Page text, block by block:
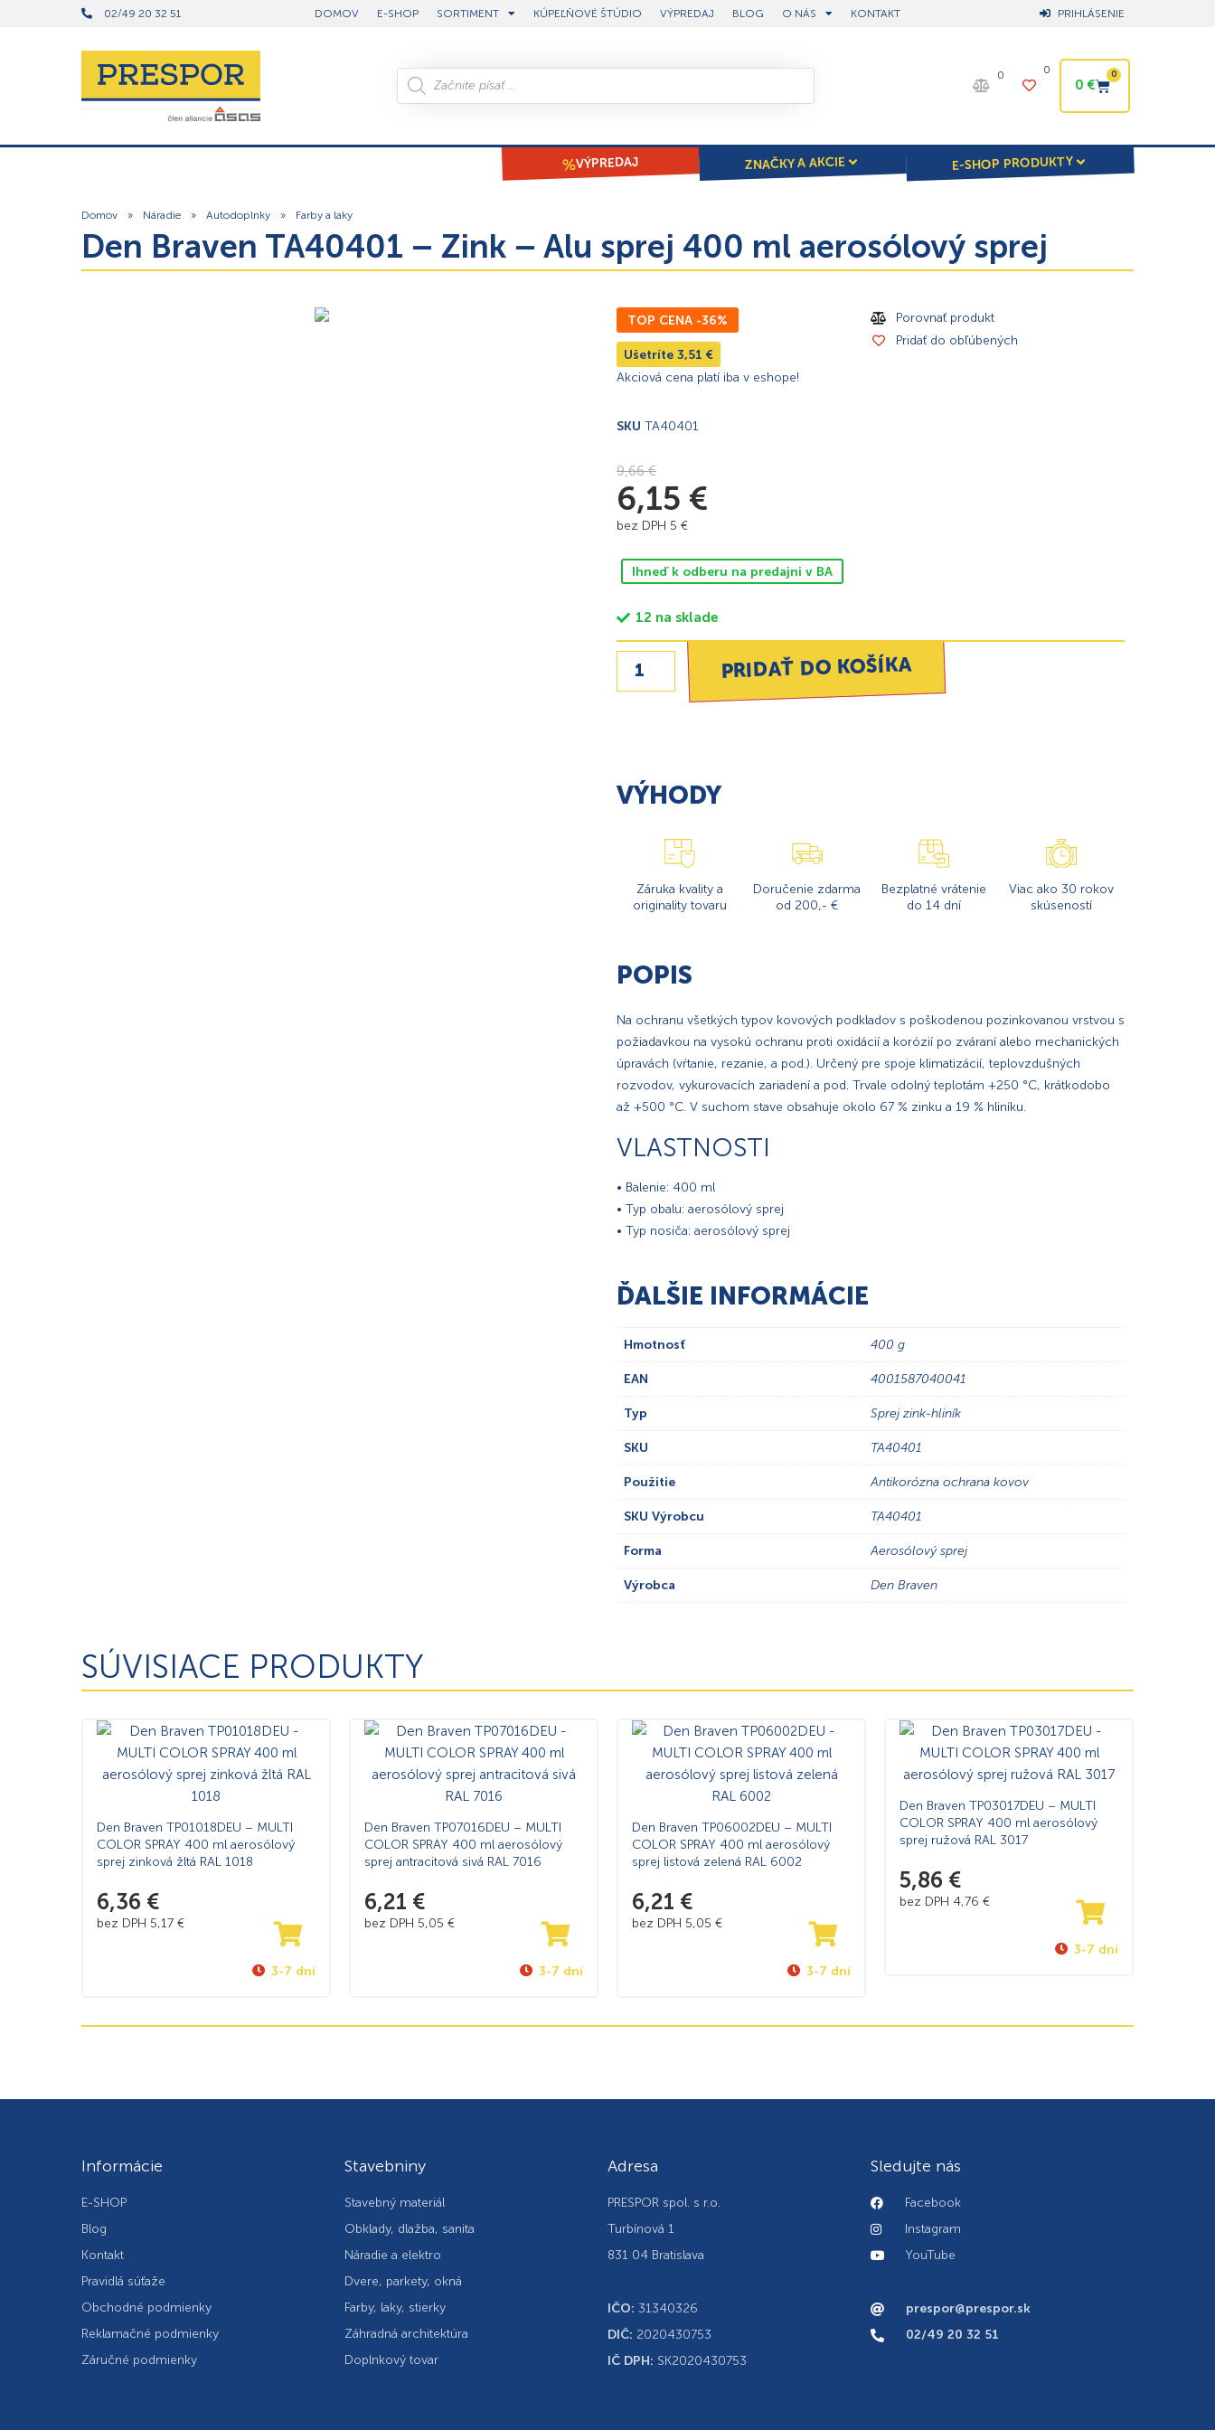
02/49 20 32 51 DOMOV E-SHOP SORTIMENT KÚPEĽŇOVÉ ŠTÚDIO VÝPREDAJ BLOG O NÁS KONTAKT PRIHLÁSENIE
0 0
0€
0
VÝPREDAJ ZNAČKY A AKCIE E-SHOP PRODUKTY
Domov » Náradie » Autodoplnky » Farby a laky
Den Braven TA40401 – Zink – Alu sprej 400 ml aerosólový sprej
TOP CENA -36%
Ušetríte 3,51 €
Akciová cena platí iba v eshope!
SKU TA40401
Porovnať produkt
Pridať do obľúbených
9,66€
6,15 €
bez DPH 5 €
Ihneď k odberu na predajni v BA
12 na sklade
PRIDAŤ DO KOŠÍKA
VÝHODY
Záruka kvality a
originality tovaru
Doručenie zdarma
od 200,- €
Bezplatné vrátenie
do 14 dní
Viac ako 30 rokov
skúseností
POPIS
Na ochranu všetkých typov kovových podkladov s poškodenou pozinkovanou vrstvou s
požiadavkou na vysokú ochranu proti oxidácií a korózií po zváraní alebo mechanických
úpravách (vŕtanie, rezanie, a pod.). Určený pre spoje klimatizácií, teplovzdušných
rozvodov, vykurovacích zariadení a pod. Trvale odolný teplotám +250 °C, krátkodobo
až +500 °C. V suchom stave obsahuje okolo 67 % zinku a 19 % hliníku.
VLASTNOSTI
• Balenie: 400 ml
• Typ obalu: aerosólový sprej
• Typ nosiča: aerosólový sprej
ĎALŠIE INFORMÁCIE
Hmotnosť 400 g
EAN 4001587040041
Typ Sprej zink-hliník
SKU TA40401
Použitie Antikorózna ochrana kovov
SKU Výrobcu TA40401
Forma Aerosólový sprej
Výrobca Den Braven
SÚVISIACE PRODUKTY
Den Braven TP01018DEU – MULTI
COLOR SPRAY 400 ml aerosólový
sprej zinková žltá RAL 1018
6,36 €
bez DPH 5,17 €
3-7 dní
Den Braven TP07016DEU – MULTI
COLOR SPRAY 400 ml aerosólový
sprej antracitová sivá RAL 7016
6,21 €
bez DPH 5,05 €
3-7 dní
Den Braven TP06002DEU – MULTI
COLOR SPRAY 400 ml aerosólový
sprej listová zelená RAL 6002
6,21 €
bez DPH 5,05 €
3-7 dní
Den Braven TP03017DEU – MULTI
COLOR SPRAY 400 ml aerosólový
sprej ružová RAL 3017
5,86 €
bez DPH 4,76 €
3-7 dní
Informácie
E-SHOP
Blog
Kontakt
Pravidlá súťaže
Obchodné podmienky
Reklamačné podmienky
Záručné podmienky
Stavebniny
Stavebný materiál
Obklady, dlažba, sanita
Náradie a elektro
Dvere, parkety, okná
Farby, laky, stierky
Záhradná architektúra
Doplnkový tovar
Adresa
PRESPOR spol. s r.o.
Turbínová 1
831 04 Bratislava
IČO: 31340326
DIČ: 2020430753
IČ DPH: SK2020430753
Sledujte nás
Facebook
Instagram
YouTube
prespor@prespor.sk
02/49 20 32 51